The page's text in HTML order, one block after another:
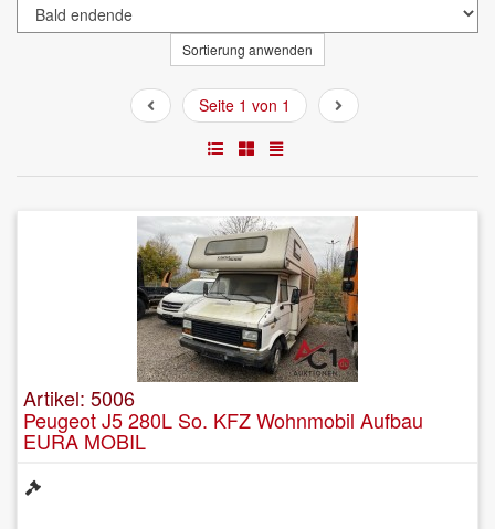
Sortierung anwenden
Seite 1 von 1
Artikel: 5006
Peugeot J5 280L So. KFZ Wohnmobil Aufbau
EURA MOBIL